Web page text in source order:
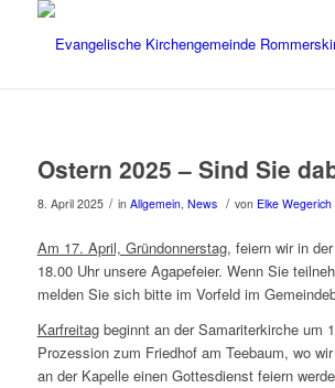
Ostern 2025 – Sind Sie
8. April 2025 / in Allgemein, News / von Elke Wegerich
Am 17. April, Gründonnerstag, feiern wir in
18.00 Uhr unsere Agapefeier. Wenn Sie
melden Sie sich bitte im Vorfeld im
Karfreitagbeginnt an der Samariterkirche um
Prozession zum Friedhof am Teebaum, wo
an der Kapelle einen Gottesdienst feiern